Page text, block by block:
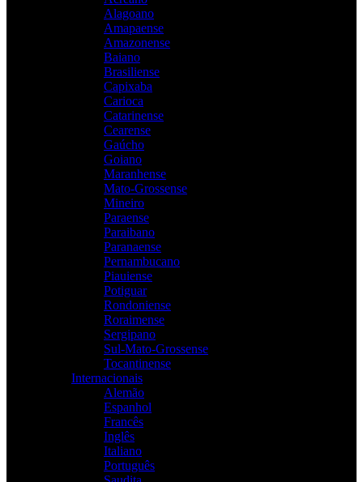
Alagoano
Amapaense
Amazonense
Baiano
Brasiliense
Capixaba
Carioca
Catarinense
Cearense
Gaúcho
Goiano
Maranhense
Mato-Grossense
Mineiro
Paraense
Paraibano
Paranaense
Pernambucano
Piauiense
Potiguar
Rondoniense
Roraimense
Sergipano
Sul-Mato-Grossense
Tocantinense
Internacionais
Alemão
Espanhol
Francês
Inglês
Italiano
Português